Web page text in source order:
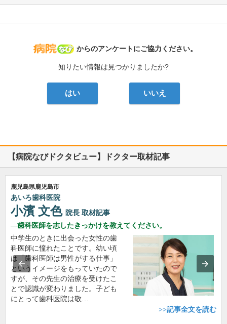
病院なび
からのアンケートにご協力ください。
知りたい情報は見つかりましたか?
はい いいえ
【病院なびドクタビュー】ドクター取材記事
鹿児島県鹿児島市
あいろ歯科医院
小濱 文色 院長 取材記事
歯科医師を志したきっかけを教えてください。
中学生のときに出会った女性の歯
科医師に憧れたことです。幼い頃
は「歯科医師は男性がする仕事」
というイメージをもっていたので
すが、その先生の治療を受けたこ
とで認識が変わりました。子ども
にとって歯科医院は敬…
>>記事全文を読む